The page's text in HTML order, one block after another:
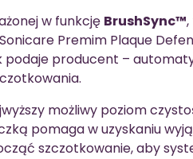
w funkcję BrushSync™
Premim Plaque
podaje producent –
możliwy poziom
pomaga w uzyskaniu
szczotkowanie, aby